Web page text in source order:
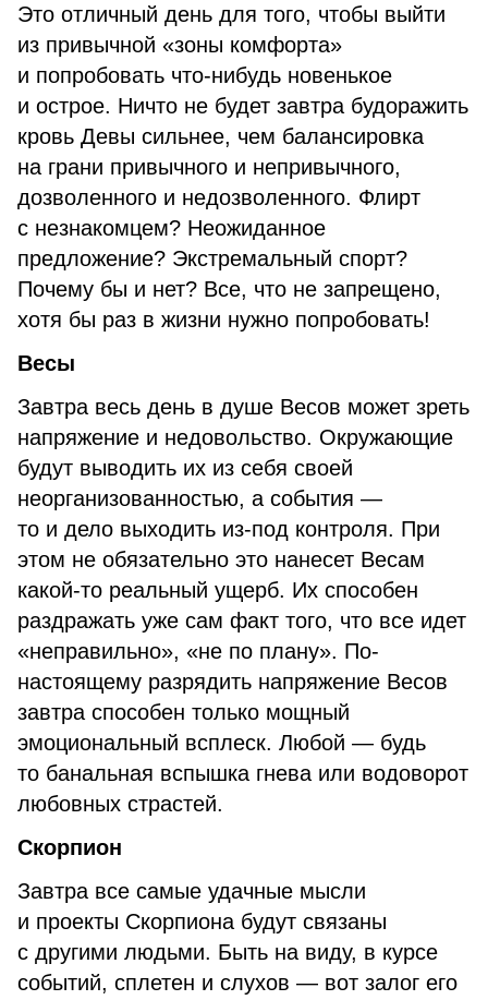
Это отличный день для того, чтобы выйти
из привычной «зоны комфорта»
и попробовать что-нибудь новенькое
и острое. Ничто не будет завтра будоражить
кровь Девы сильнее, чем балансировка
на грани привычного и непривычного,
дозволенного и недозволенного. Флирт
с незнакомцем? Неожиданное
предложение? Экстремальный спорт?
Почему бы и нет? Все, что не запрещено,
хотя бы раз в жизни нужно попробовать!
Весы
Завтра весь день в душе Весов может зреть
напряжение и недовольство. Окружающие
будут выводить их из себя своей
неорганизованностью, а события —
то и дело выходить из-под контроля. При
этом не обязательно это нанесет Весам
какой-то реальный ущерб. Их способен
раздражать уже сам факт того, что все идет
«неправильно», «не по плану». По-
настоящему разрядить напряжение Весов
завтра способен только мощный
эмоциональный всплеск. Любой — будь
то банальная вспышка гнева или водоворот
любовных страстей.
Скорпион
Завтра все самые удачные мысли
и проекты Скорпиона будут связаны
с другими людьми. Быть на виду, в курсе
событий, сплетен и слухов — вот залог его